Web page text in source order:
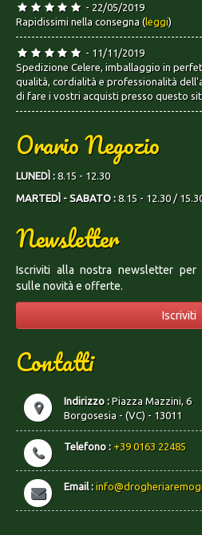
- 22/05/2019
Rapidissimi nella consegna (leggi)
- 11/11/2019
Spedizione Celere, imballaggio in
qualità, cordialità e professionalità
di fare i vostri acquisti presso questo
Orario Negozio
LUNEDÌ :8.15 - 12.30
MARTEDÌ - SABATO :8.15 - 12.30 /
Newsletter
Iscriviti alla nostra newsletter per
sulle novità e offerte.
Iscriviti
Contatti
Indirizzo :Piazza Mazzini, 6
Borgosesia - (VC) - 13011
Telefono : +39 0163 22485
Email :